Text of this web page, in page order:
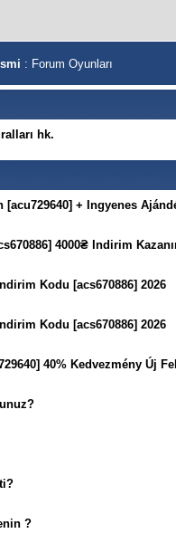
: Forum Oyunları
hk.
[acu729640] + Ingyenes
4000₴ Indirim
Kodu [acs670886] 2026
Kodu [acs670886] 2026
40% Kedvezmény Új
?